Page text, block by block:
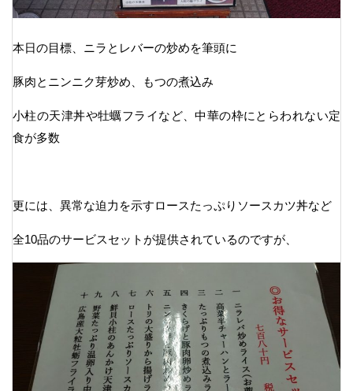
本日の目標、ニラとレバーの炒めを筆頭に
豚肉とニンニク芽炒め、もつの煮込み
小柱の天津丼や牡蠣フライなど、中華の枠にとらわれない定
食が多数
更には、異常な迫力を示すロースたっぷりソースカツ丼など
全10品のサービスセットが提供されているのですが、